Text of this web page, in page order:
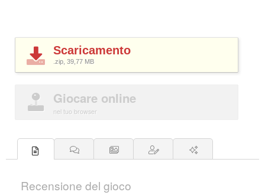
Scaricamento
.zip, 39,77 MB
Giocare online
nel tuo browser
Recensione del gioco